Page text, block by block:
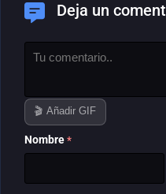
Deja un
🎬 Añadir GIF
Nombre *